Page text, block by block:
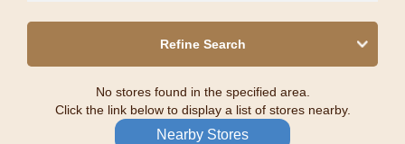
Refine Search
No stores found in the specified area.
Click the link below to display a list of stores nearby.
Nearby Stores